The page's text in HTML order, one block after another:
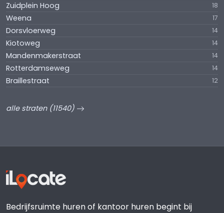
Zuidplein Hoog 18
Weena 17
Dorsvloerweg 14
Kiotoweg 14
Mandenmakerstraat 14
Rotterdamseweg 14
Braillestraat 12
alle straten (11540)
Bedrijfsruimte huren of kantoor huren begint bij